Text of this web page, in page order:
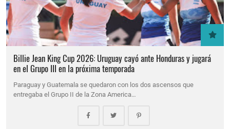
Billie Jean King Cup 2026: Uruguay cayó ante Honduras y jugará
en el Grupo III en la próxima temporada
Paraguay y Guatemala se quedaron con los dos ascensos que
entregaba el Grupo II de la Zona America…